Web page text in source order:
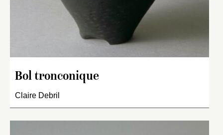
Bol tronconique
Claire Debril